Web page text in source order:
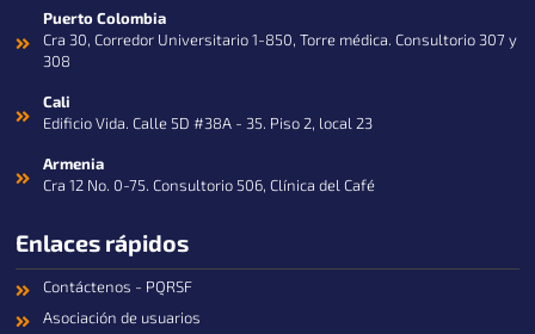
Puerto Colombia
Cra 30, Corredor Universitario 1-850, Torre médica. Consultorio 307 y
308
Cali
Edificio Vida. Calle 5D #38A - 35. Piso 2, local 23
Armenia
Cra 12 No. 0-75. Consultorio 506, Clínica del Café
Enlaces rápidos
Contáctenos - PQRSF
Asociación de usuarios